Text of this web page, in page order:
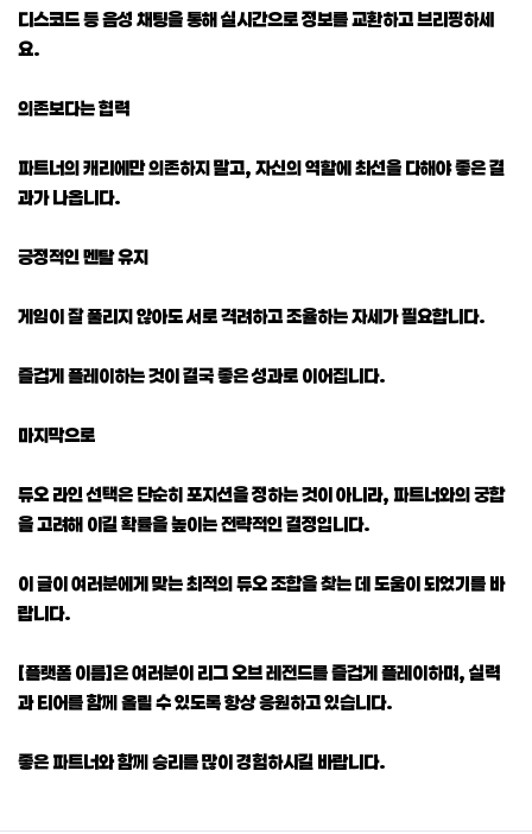
디스코드 등 음성 채팅을 통해 실시간으로 정보를 교환하고 브리핑하세
요.
의존보다는 협력
파트너의 캐리에만 의존하지 말고, 자신의 역할에 최선을 다해야 좋은 결
과가 나옵니다.
긍정적인 멘탈 유지
게임이 잘 풀리지 않아도 서로 격려하고 조율하는 자세가 필요합니다.
즐겁게 플레이하는 것이 결국 좋은 성과로 이어집니다.
마지막으로
듀오 라인 선택은 단순히 포지션을 정하는 것이 아니라, 파트너와의 궁합
을 고려해 이길 확률을 높이는 전략적인 결정입니다.
이 글이 여러분에게 맞는 최적의 듀오 조합을 찾는 데 도움이 되었기를 바
랍니다.
[플랫폼 이름]은 여러분이 리그 오브 레전드를 즐겁게 플레이하며, 실력
과 티어를 함께 올릴 수 있도록 항상 응원하고 있습니다.
좋은 파트너와 함께 승리를 많이 경험하시길 바랍니다.